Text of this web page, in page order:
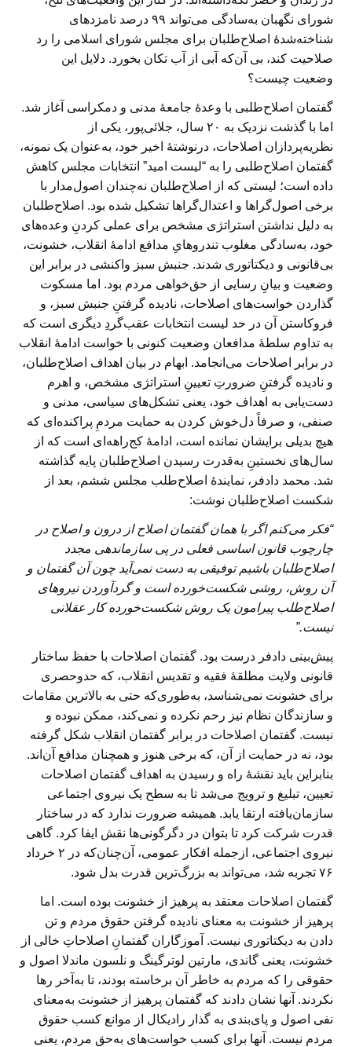
شورای نگهبان به‌سادگی می‌تواند ۹۹ درصد نامزدهای
شناخته‌شدهٔ اصلاح‌طلبان برای مجلس شورای اسلامی را رد
صلاحیت کند، بی آن‌که آبی از آب تکان بخورد. دلایل این
وضعیت چیست؟
گفتمان اصلاح‌طلبی با وعدهٔ جامعهٔ مدنی و دمکراسی آغاز شد.
اما با گذشت نزدیک به ۲۰ سال، جلائی‌پور، یکی از
نظریه‌پردازان اصلاحات، درنوشتهٔ اخیر خود، به‌عنوان یک نمونه،
گفتمان اصلاح‌طلبی را به “لیست امید” انتخابات مجلس کاهش
داده است؛ لیستی که از اصلاح‌طلبان نه‌چندان اصول‌مدار با
برخی اصول‌گراها و اعتدال‌گراها تشکیل شده بود. اصلاح‌طلبان
به دلیل نداشتن استراتژی مشخص برای عملی کردنِ وعده‌های
خود، به‌سادگی مغلوب تندروهایِ مدافع ادامهٔ انقلاب، خشونت،
بی‌قانونی و دیکتاتوری شدند. جنبش سبز واکنشی در برابر این
وضعیت و بیانِ رسایی از حق‌خواهی مردم بود. اما مسکوت
گذاردن خواست‌های اصلاحات، نادیده گرفتنِ جنبش سبز، و
فروکاستن آن در حد لیست انتخابات عقب‌گردِ دیگری است که
به تداوم سلطهٔ مدافعان وضعیت کنونی با خواست ادامهٔ انقلاب
در برابر اصلاحات می‌انجامد. ابهام در بیان اهداف اصلاح‌طلبان،
و نادیده گرفتنِ ضرورتِ تعیینِ استراتژی مشخص، و اهرم
دست‌یابی به اهداف خود، یعنی تشکل‌های سیاسی، مدنی و
صنفی، و صرفاً دل‌خوش کردن به حمایت مردمِ پراکنده‌ای که
هیچ بدیلی برایشان نمانده است، ادامهٔ کج‌راهه‌ای است که از
سال‌های نخستینِ به‌قدرت رسیدن اصلاح‌طلبان پایه گذاشته
شد. محمد دادفر، نمایندهٔ اصلاح‌طلب مجلس ششم، بعد از
شکست اصلاح‌طلبان نوشت:
“فکر می‌کنم اگر با همان گفتمان اصلاح از درون و اصلاح در
چارچوب قانون اساسی فعلی در پی سازماندهی مجدد
اصلاح‌طلبان باشیم توفیقی به دست نمی‌آید چون آن گفتمان و
آن روش، روشی شکست‌خورده است و گردآوردن نیروهای
اصلاح‌طلب پیرامون یک روش شکست‌خورده کار عقلانی
نیست.”
پیش‌بینی دادفر درست بود. گفتمان اصلاحات با حفظ ساختار
قانونی ولایت مطلقهٔ فقیه و تقدیس انقلاب، که حدوحصری
برای خشونت نمی‌شناسد، به‌طوری‌که حتی به بالاترین مقامات
و سازندگان نظام نیز رحم نکرده و نمی‌کند، ممکن نبوده و
نیست. گفتمان اصلاحات در برابر گفتمان انقلاب شکل گرفته
بود، نه در حمایت از آن، که برخی هنوز و همچنان مدافع آن‌اند.
بنابراین باید نقشهٔ راه و رسیدن به اهداف گفتمان اصلاحات
تعیین، تبلیغ و ترویج می‌شد تا به سطح یک نیروی اجتماعی
سازمان‌یافته ارتقا یابد. همیشه ضرورت ندارد که در ساختار
قدرت شرکت کرد تا بتوان در دگرگونی‌ها نقش ایفا کرد. گاهی
نیروی اجتماعی، ازجمله افکار عمومی، آن‌چنان‌که در ۲ خرداد
۷۶ تجربه شد، می‌تواند به بزرگ‌ترین قدرت بدل شود.
گفتمان اصلاحات معتقد به پرهیز از خشونت بوده است. اما
پرهیز از خشونت به معنای نادیده گرفتن حقوق مردم و تن
دادن به دیکتاتوری نیست. آموزگاران گفتمانِ اصلاحاتِ خالی از
خشونت، یعنی گاندی، مارتین لوترگینگ و نلسون ماندلا اصول و
حقوقی را که مردم به خاطر آن برخاسته بودند، تا به‌آخر رها
نکردند. آنها نشان دادند که گفتمان پرهیز از خشونت به‌معنای
نفی اصول و پای‌بندی به گذار رادیکال از موانع کسب حقوق
مردم نیست. آنها برای کسب خواست‌های به‌حق مردم، یعنی